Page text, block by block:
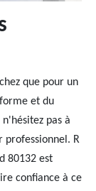
que pour un
et du
pas à
professionnel. R
80132 est
confiance à ce